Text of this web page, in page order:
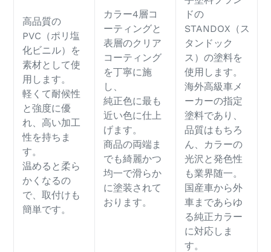
高品質の
PVC（ポリ塩
化ビニル）を
素材として使
用します。
軽くて耐候性
と強度に優
れ、高い加工
性を持ちま
す。
温めると柔ら
かくなるの
で、取付けも
簡単です。
カラー4層コ
ーティングと
表層のクリア
コーティング
を丁寧に施
し、
純正色に最も
近い色に仕上
げます。
商品の両端ま
でも綺麗かつ
均一で滑らか
に塗装されて
おります。
ドの
STANDOX（ス
タンドック
ス）の塗料を
使用します。
海外高級車メ
ーカーの指定
塗料であり、
品質はもちろ
ん、カラーの
光沢と発色性
も業界随一。
国産車から外
車まであらゆ
る純正カラー
に対応しま
す。